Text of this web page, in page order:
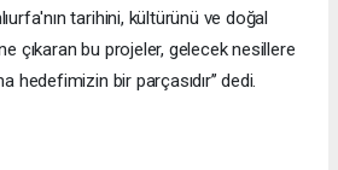
tarihini, kültürünü ve doğal
çıkaran bu projeler, gelecek nesillere
hedefimizin bir parçasıdır’’ dedi.